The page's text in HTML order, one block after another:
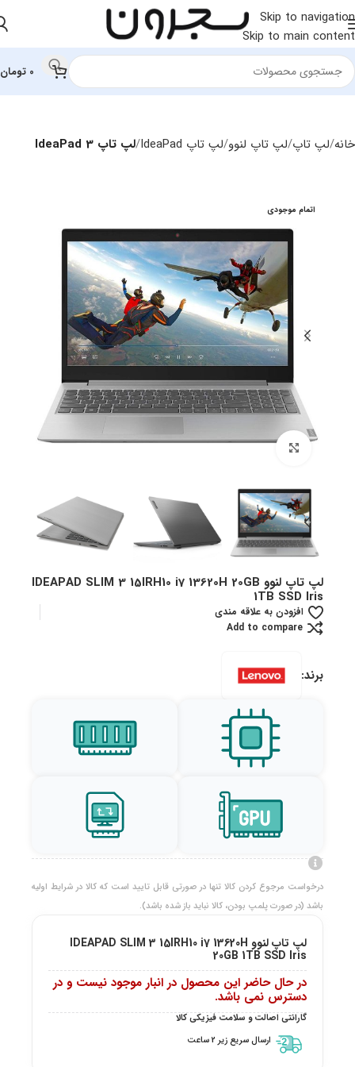
Skip to navigation
Skip to main content
0 تومان
خانه لپ تاپ لپ‌ تاپ لنوو لپ تاپ IdeaPad لپ تاپ IdeaPad 3
اتمام موجودی
بزرگنمایی تصویر
لپ تاپ لنوو IDEAPAD SLIM 3 15IRH10 i7 13620H 20GB
1TB SSD Iris
افزودن به علاقه مندی
Add to compare
برند:
درخواست مرجوع کردن کالا تنها در صورتی قابل تایید است که کالا در شرایط اولیه
باشد (در صورت پلمپ بودن، کالا نباید باز شده باشد).
لپ تاپ لنوو IDEAPAD SLIM 3 15IRH10 i7 13620H
20GB 1TB SSD Iris
در حال حاضر این محصول در انبار موجود نیست و در
دسترس نمی باشد.
گارانتی اصالت و سلامت فیزیکی کالا
ارسال سریع زیر 2 ساعت